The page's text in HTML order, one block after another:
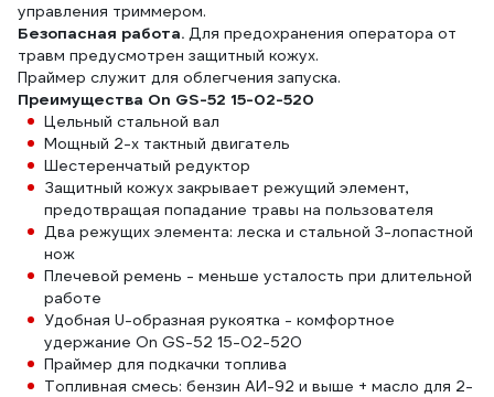
управления триммером.
Безопасная работа. Для предохранения оператора от
травм предусмотрен защитный кожух.
Праймер служит для облегчения запуска.
Преимущества On GS-52 15-02-520
Цельный стальной вал
Мощный 2-х тактный двигатель
Шестеренчатый редуктор
Защитный кожух закрывает режущий элемент,
предотвращая попадание травы на пользователя
Два режущих элемента: леска и стальной 3-лопастной
нож
Плечевой ремень - меньше усталость при длительной
работе
Удобная U-образная рукоятка - комфортное
удержание On GS-52 15-02-520
Праймер для подкачки топлива
Топливная смесь: бензин АИ-92 и выше + масло для 2-